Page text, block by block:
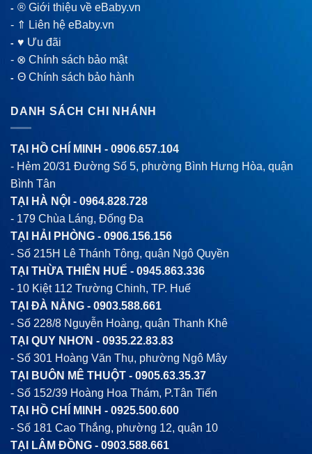
-® Giới thiệu về eBaby.vn
- ⇑ Liên hệ eBaby.vn
-♥ Ưu đãi
- ⊗ Chính sách bảo mật
-Θ Chính sách bảo hành
DANH SÁCH CHI NHÁNH
TẠI HỒ CHÍ MINH - 0906.657.104
- Hẻm 20/31 Đường Số 5, phường Bình Hưng Hòa, quận
Bình Tân
TẠI HÀ NỘI - 0964.828.728
- 179 Chùa Láng, Đống Đa
TẠI HẢI PHÒNG - 0906.156.156
- Số 215H Lê Thánh Tông, quận Ngô Quyền
TẠI THỪA THIÊN HUẾ - 0945.863.336
- 10 Kiệt 112 Trường Chinh, TP. Huế
TẠI ĐÀ NẴNG - 0903.588.661
- Số 228/8 Nguyễn Hoàng, quận Thanh Khê
TẠI QUY NHƠN - 0935.22.83.83
- Số 301 Hoàng Văn Thụ, phường Ngô Mây
TẠI BUÔN MÊ THUỘT - 0905.63.35.37
- Số 152/39 Hoàng Hoa Thám, P.Tân Tiến
TẠI HỒ CHÍ MINH - 0925.500.600
- Số 181 Cao Thắng, phường 12, quận 10
TẠI LÂM ĐỒNG - 0903.588.661